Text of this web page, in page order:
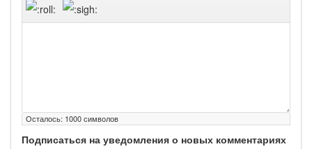
Осталось: 1000символов
Подписаться на уведомления о новых комментариях